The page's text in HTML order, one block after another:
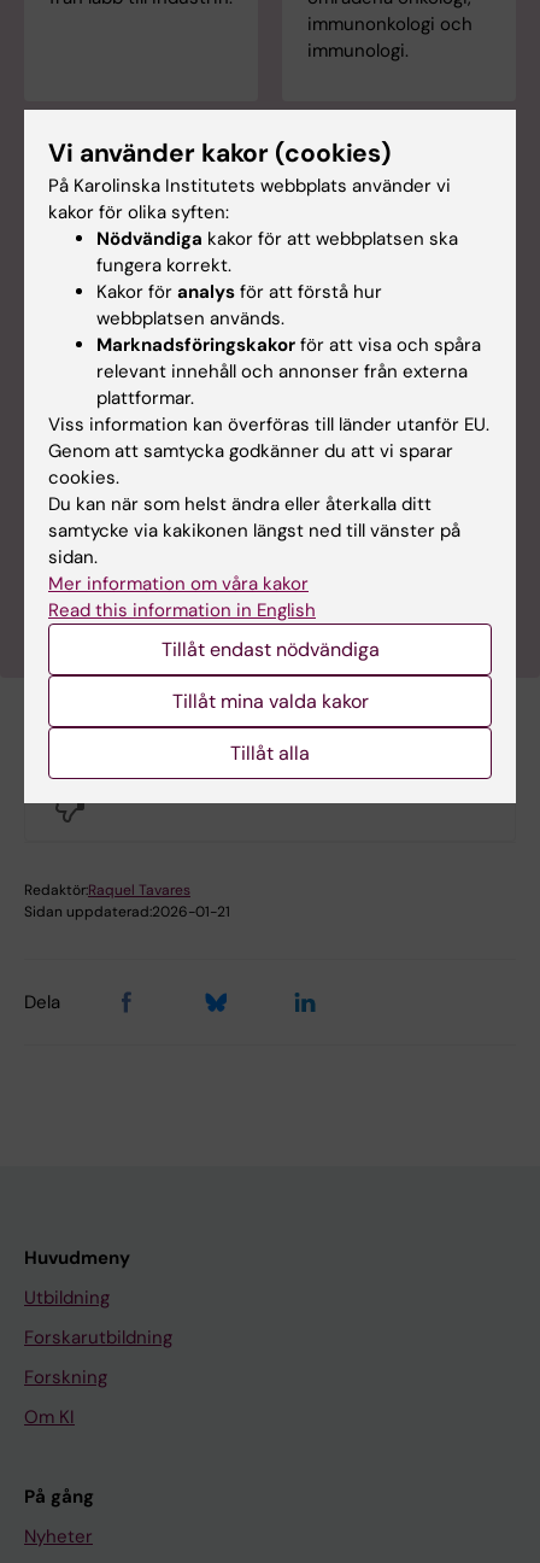
immunonkologi och
immunologi.
Biogen
Biogen har under åren etablerat flera fruktbara
vetenskapliga samarbetsprojekt på globalt,
regionalt och lokalt nivå tillsammans med KI.
Hade du nytta av informationen på denna sida?
Yes
No
Redaktör:Raquel Tavares
Sidan uppdaterad:2026-01-21
Dela
Huvudmeny
Utbildning
Forskarutbildning
Forskning
Om KI
På gång
Nyheter
Vi använder kakor (cookies)
På Karolinska Institutets webbplats använder vi
kakor för olika syften:
Nödvändiga kakor för att webbplatsen ska
fungera korrekt.
Kakor för analys för att förstå hur
webbplatsen används.
Marknadsföringskakor för att visa och spåra
relevant innehåll och annonser från externa
plattformar.
Viss information kan överföras till länder utanför EU.
Genom att samtycka godkänner du att vi sparar
cookies.
Du kan när som helst ändra eller återkalla ditt
samtycke via kakikonen längst ned till vänster på
sidan.
Mer information om våra kakor
Read this information in English
Tillåt endast nödvändiga
Tillåt mina valda kakor
Tillåt alla